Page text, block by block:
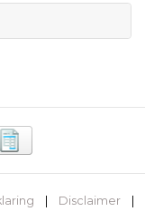
Disclaimer